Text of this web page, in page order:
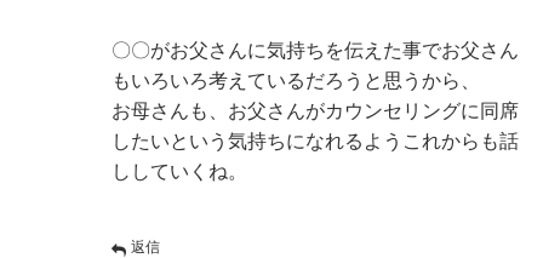
〇〇がお父さんに気持ちを伝えた事でお父さん
もいろいろ考えているだろうと思うから、
お母さんも、お父さんがカウンセリングに同席
したいという気持ちになれるようこれからも話
ししていくね。
返信